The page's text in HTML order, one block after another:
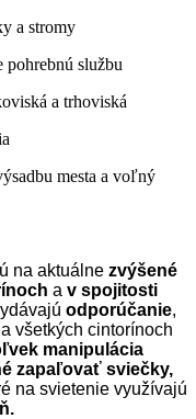
a stromy
pohrebnú službu
a trhoviská
mesta a voľný
na aktuálne zvýšené
a v spojitosti
odporúčanie,
všetkých cintorínoch
manipulácia
zapaľovať sviečky,
na svietenie využívajú